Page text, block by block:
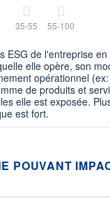
55-100
35-55
ESG de l'entreprise en
elle opère, son
opérationnel
de produits et
elle est exposée.
est fort.
POUVANT